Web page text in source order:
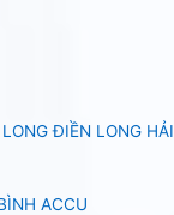
ĐIỀN LONG HẢI
ACCU